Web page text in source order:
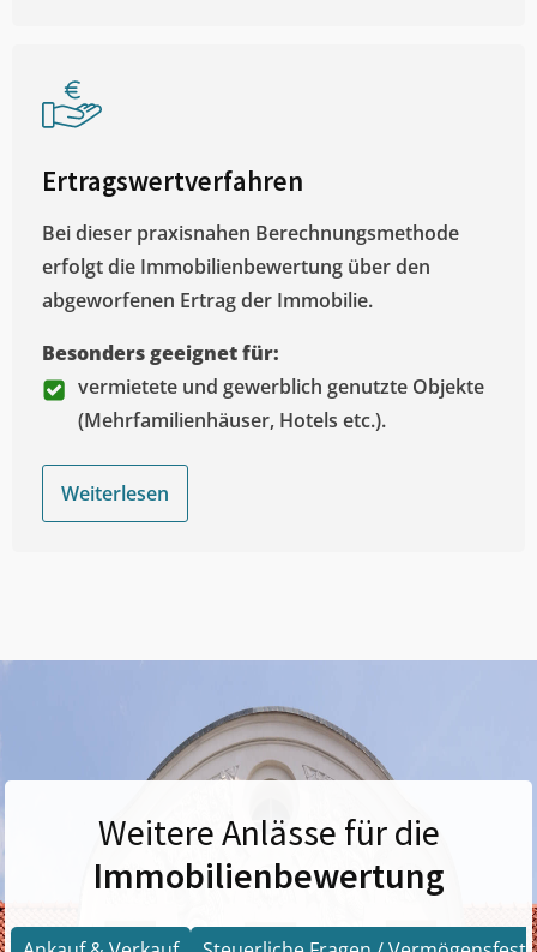
Ertragswertverfahren
Bei dieser praxisnahen Berechnungsmethode
erfolgt die Immobilienbewertung über den
abgeworfenen Ertrag der Immobilie.
Besonders geeignet für:
vermietete und gewerblich genutzte Objekte
(Mehrfamilienhäuser, Hotels etc.).
Weiterlesen
Weitere Anlässe für die
Immobilienbewertung